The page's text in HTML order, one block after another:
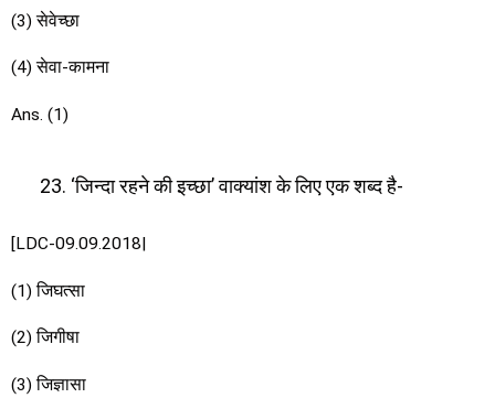
(3) सेवेच्छा
(4) सेवा-कामना
Ans. (1)
‘जिन्दा रहने की इच्छा’ वाक्यांश के लिए एक शब्द है-
[LDC-09.09.2018|
(1) जिघत्सा
(2) जिगीषा
(3) जिज्ञासा